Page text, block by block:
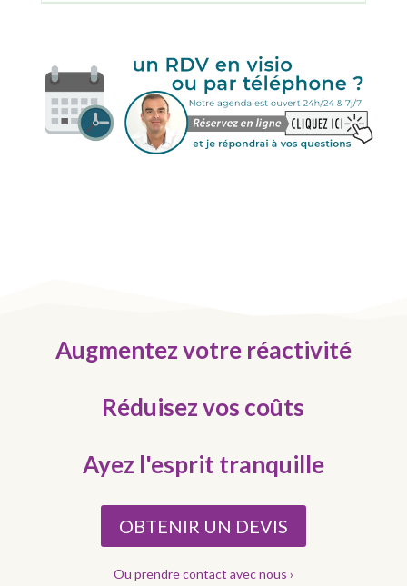
Augmentez votre réactivité
Réduisez vos coûts
Ayez l'esprit tranquille
OBTENIR UN DEVIS
Ou prendre contact avec nous ›